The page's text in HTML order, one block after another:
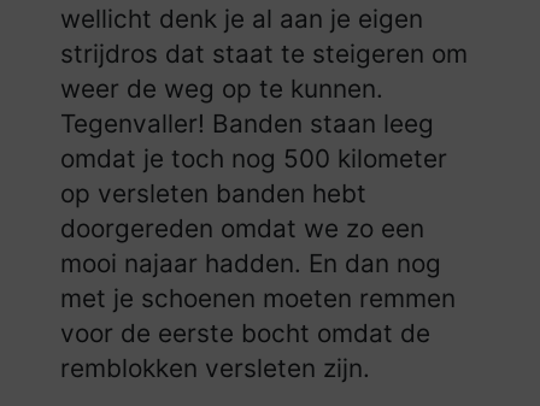
wellicht denk je al aan je eigen
strijdros dat staat te steigeren om
weer de weg op te kunnen.
Tegenvaller! Banden staan leeg
omdat je toch nog 500 kilometer
op versleten banden hebt
doorgereden omdat we zo een
mooi najaar hadden. En dan nog
met je schoenen moeten remmen
voor de eerste bocht omdat de
remblokken versleten zijn.